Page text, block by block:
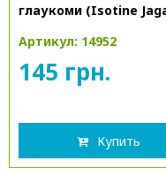
глаукоми (Isotine
Артикул: 14952
145 грн.
Купить